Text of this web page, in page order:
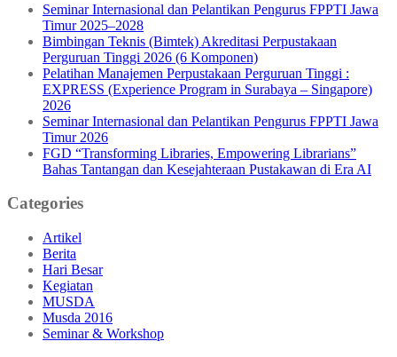
Seminar Internasional dan Pelantikan Pengurus FPPTI Jawa
Timur 2025–2028
Bimbingan Teknis (Bimtek) Akreditasi Perpustakaan
Perguruan Tinggi 2026 (6 Komponen)
Pelatihan Manajemen Perpustakaan Perguruan Tinggi :
EXPRESS (Experience Program in Surabaya – Singapore)
2026
Seminar Internasional dan Pelantikan Pengurus FPPTI Jawa
Timur 2026
FGD “Transforming Libraries, Empowering Librarians”
Bahas Tantangan dan Kesejahteraan Pustakawan di Era AI
Categories
Artikel
Berita
Hari Besar
Kegiatan
MUSDA
Musda 2016
Seminar & Workshop